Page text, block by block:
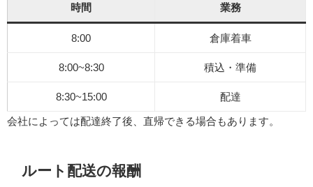
時間 業務
8:00 倉庫着車
8:00~8:30 積込・準備
8:30~15:00 配達
会社によっては配達終了後、直帰できる場合もあります。
ルート配送の報酬